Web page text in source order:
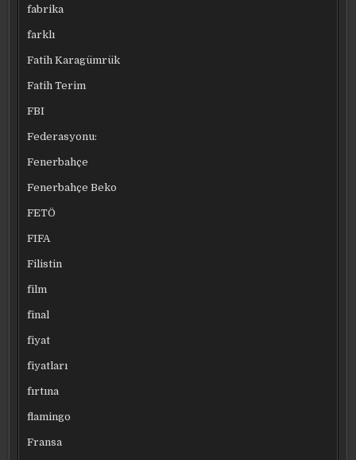
fabrika
farklı
Fatih Karagümrük
Fatih Terim
FBI
Federasyonu:
Fenerbahçe
Fenerbahçe Beko
FETÖ
FIFA
Filistin
film
final
fiyat
fiyatları
fırtına
flamingo
Fransa